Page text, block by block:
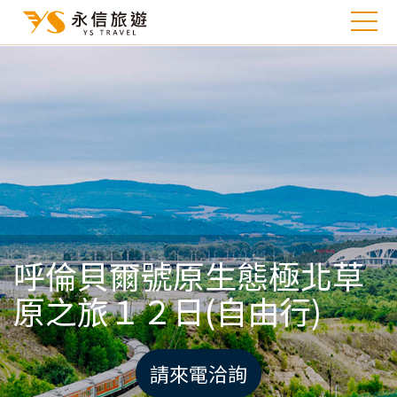
呼倫貝爾號原生態極北草
原之旅１２日(自由行)
請來電洽詢